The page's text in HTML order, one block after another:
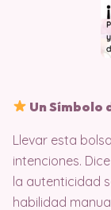
Un Símbolo
Llevar esta
intenciones.
la autenticidad
habilidad